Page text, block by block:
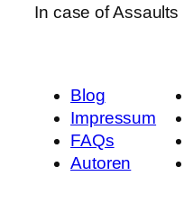
In case of Assaults
Blog
Impressum
FAQs
Autoren